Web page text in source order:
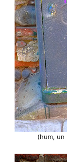
(hum, un